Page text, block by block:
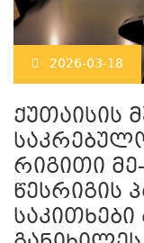
2026-03-18
ქუთაისის
რიგითი
წესრიგის